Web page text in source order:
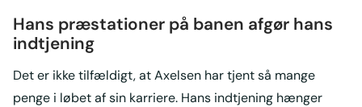
Hans præstationer på banen afgør hans
indtjening
Det er ikke tilfældigt, at Axelsen har tjent så mange
penge i løbet af sin karriere. Hans indtjening hænger